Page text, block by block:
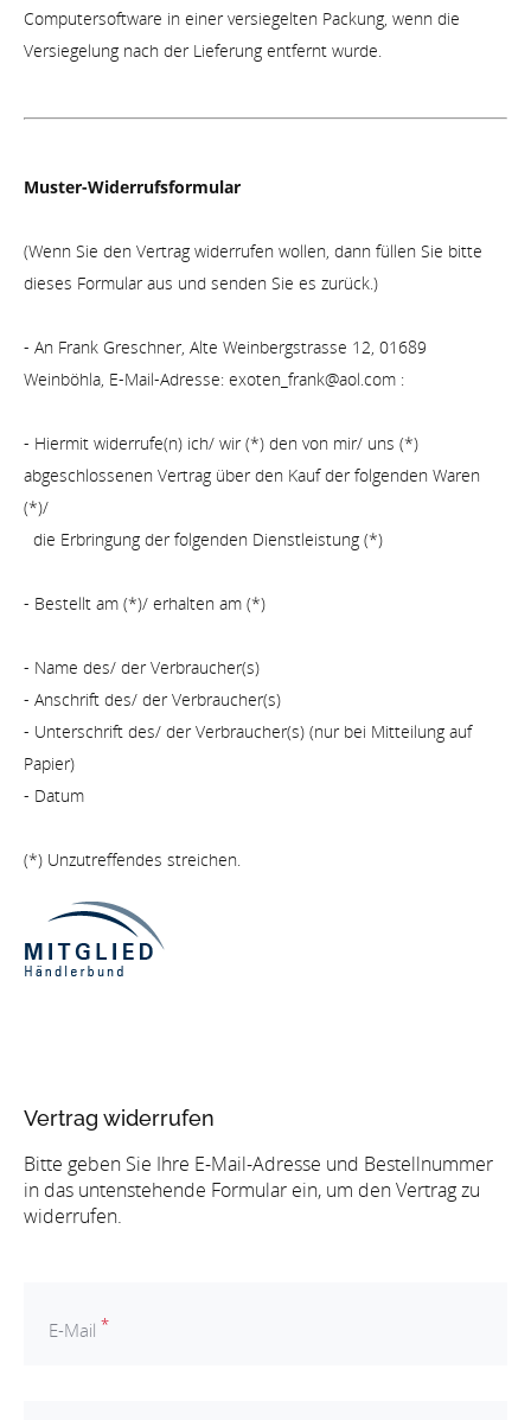
Computersoftware in einer versiegelten Packung, wenn die
Versiegelung nach der Lieferung entfernt wurde.
Muster-Widerrufsformular
(Wenn Sie den Vertrag widerrufen wollen, dann füllen Sie bitte
dieses Formular aus und senden Sie es zurück.)
- An Frank Greschner, Alte Weinbergstrasse 12, 01689
Weinböhla, E-Mail-Adresse: exoten_frank@aol.com :
- Hiermit widerrufe(n) ich/ wir (*) den von mir/ uns (*)
abgeschlossenen Vertrag über den Kauf der folgenden Waren
(*)/
die Erbringung der folgenden Dienstleistung (*)
- Bestellt am (*)/ erhalten am (*)
- Name des/ der Verbraucher(s)
- Anschrift des/ der Verbraucher(s)
- Unterschrift des/ der Verbraucher(s) (nur bei Mitteilung auf
Papier)
- Datum
(*) Unzutreffendes streichen.
Vertrag widerrufen
Bitte geben Sie Ihre E-Mail-Adresse und Bestellnummer
in das untenstehende Formular ein, um den Vertrag zu
widerrufen.
E-Mail *